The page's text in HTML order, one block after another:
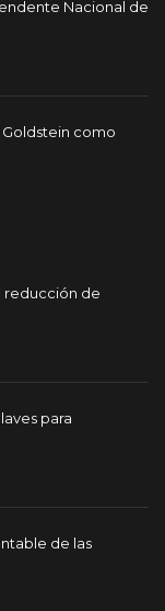
Nacional de
Goldstein como
reducción de
para
de las